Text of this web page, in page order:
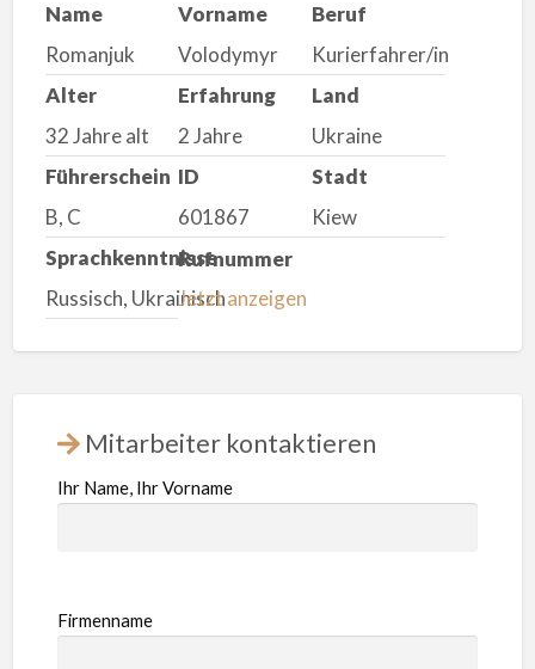
Name
Romanjuk
Vorname
Volodymyr
Beruf
Kurierfahrer/in
Alter
32 Jahre alt
Erfahrung
2 Jahre
Land
Ukraine
Führerschein
B, C
ID
601867
Stadt
Kiew
Sprachkenntnisse
Russisch, Ukrainisch
Rufnummer
Jetzt anzeigen
Mitarbeiter kontaktieren
Ihr Name, Ihr Vorname
Firmenname